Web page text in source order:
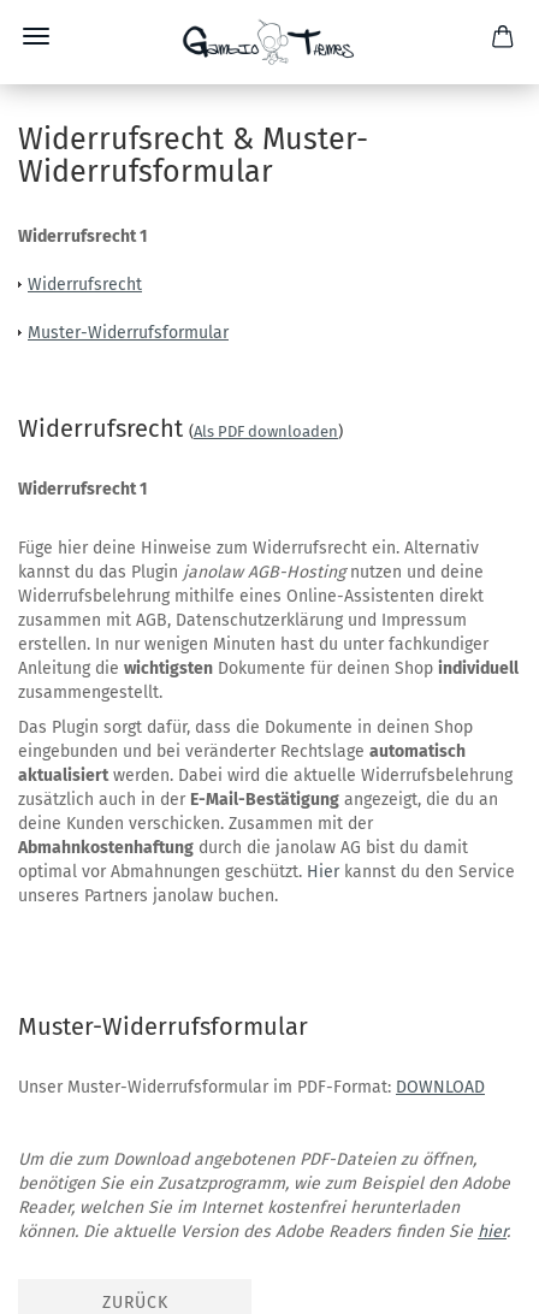
Widerrufsrecht & Muster-
Widerrufsformular
Widerrufsrecht 1
Widerrufsrecht
Muster-Widerrufsformular
Widerrufsrecht (Als PDF downloaden)
Widerrufsrecht 1
Füge hier deine Hinweise zum Widerrufsrecht ein. Alternativ
kannst du das Plugin janolaw AGB-Hostingnutzen und deine
Widerrufsbelehrung mithilfe eines Online-Assistenten direkt
zusammen mit AGB, Datenschutzerklärung und Impressum
erstellen. In nur wenigen Minuten hast du unter fachkundiger
Anleitung die wichtigsten Dokumente für deinen Shop individuell
zusammengestellt.
Das Plugin sorgt dafür, dass die Dokumente in deinen Shop
eingebunden und bei veränderter Rechtslage automatisch
aktualisiertwerden. Dabei wird die aktuelle Widerrufsbelehrung
zusätzlich auch in der E-Mail-Bestätigung angezeigt, die du an
deine Kunden verschicken. Zusammen mit der
Abmahnkostenhaftung durch die janolaw AG bist du damit
optimal vor Abmahnungen geschützt. Hierkannst du den Service
unseres Partners janolaw buchen.
Muster-Widerrufsformular
Unser Muster-Widerrufsformular im PDF-Format: DOWNLOAD
Um die zum Download angebotenen PDF-Dateien zu öffnen,
benötigen Sie ein Zusatzprogramm, wie zum Beispiel den Adobe
Reader, welchen Sie im Internet kostenfrei herunterladen
können. Die aktuelle Version des Adobe Readers finden Sie hier.
ZURÜCK